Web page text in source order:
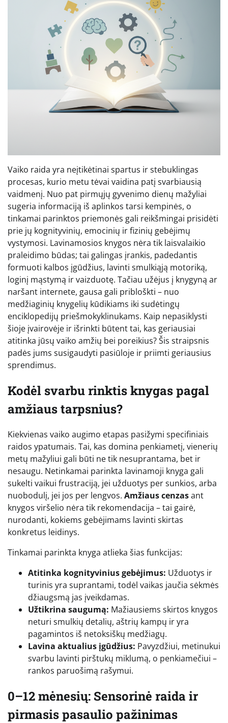
Vaiko raida yra neįtikėtinai spartus ir stebuklingas
procesas, kurio metu tėvai vaidina patį svarbiausią
vaidmenį. Nuo pat pirmųjų gyvenimo dienų mažyliai
sugeria informaciją iš aplinkos tarsi kempinės, o
tinkamai parinktos priemonės gali reikšmingai prisidėti
prie jų kognityvinių, emocinių ir fizinių gebėjimų
vystymosi. Lavinamosios knygos nėra tik laisvalaikio
praleidimo būdas; tai galingas įrankis, padedantis
formuoti kalbos įgūdžius, lavinti smulkiąją motoriką,
loginį mąstymą ir vaizduotę. Tačiau užėjus į knygyną ar
naršant internete, gausa gali pribloškti – nuo
medžiaginių knygelių kūdikiams iki sudėtingų
enciklopedijų priešmokyklinukams. Kaip nepasiklysti
šioje įvairovėje ir išrinkti būtent tai, kas geriausiai
atitinka jūsų vaiko amžių bei poreikius? Šis straipsnis
padės jums susigaudyti pasiūloje ir priimti geriausius
sprendimus.
Kodėl svarbu rinktis knygas pagal
amžiaus tarpsnius?
Kiekvienas vaiko augimo etapas pasižymi specifiniais
raidos ypatumais. Tai, kas domina penkiametį, vienerių
metų mažyliui gali būti ne tik nesuprantama, bet ir
nesaugu. Netinkamai parinkta lavinamoji knyga gali
sukelti vaikui frustraciją, jei užduotys per sunkios, arba
nuobodulį, jei jos per lengvos. Amžiaus cenzasant
knygos viršelio nėra tik rekomendacija – tai gairė,
nurodanti, kokiems gebėjimams lavinti skirtas
konkretus leidinys.
Tinkamai parinkta knyga atlieka šias funkcijas:
Atitinka kognityvinius gebėjimus: Užduotys ir
turinis yra suprantami, todėl vaikas jaučia sėkmės
džiaugsmą jas įveikdamas.
Užtikrina saugumą: Mažiausiems skirtos knygos
neturi smulkių detalių, aštrių kampų ir yra
pagamintos iš netoksiškų medžiagų.
Lavina aktualius įgūdžius: Pavyzdžiui, metinukui
svarbu lavinti pirštukų miklumą, o penkiamečiui –
rankos paruošimą rašymui.
0–12 mėnesių: Sensorinė raida ir
pirmasis pasaulio pažinimas